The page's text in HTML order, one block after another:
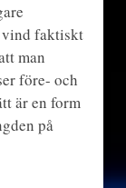
vind faktiskt
man
före- och
är en form
på